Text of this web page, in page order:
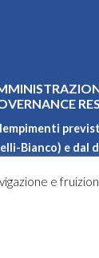
Bianco) e dal
ambiente,
dei servizi
e